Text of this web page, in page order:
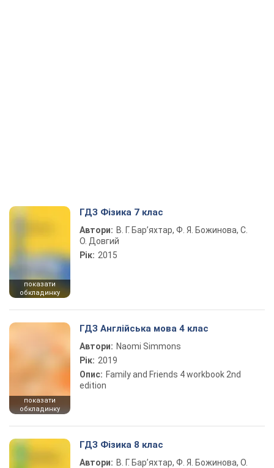
показати
обкладинку
ГДЗ Фізика 7 клас
Автори: В. Г. Бар’яхтар, Ф. Я. Божинова, С.
О. Довгий
Рік: 2015
показати
обкладинку
ГДЗ Англійська мова 4 клас
Автори: Naomi Simmons
Рік: 2019
Опис: Family and Friends 4 workbook 2nd
edition
ГДЗ Фізика 8 клас
Автори: В. Г. Бар’яхтар, Ф. Я. Божинова, О.